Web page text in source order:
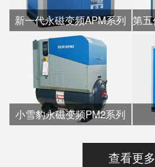
新一代永磁变频APM系列
小雪豹永磁变频PM2系列
查看更多